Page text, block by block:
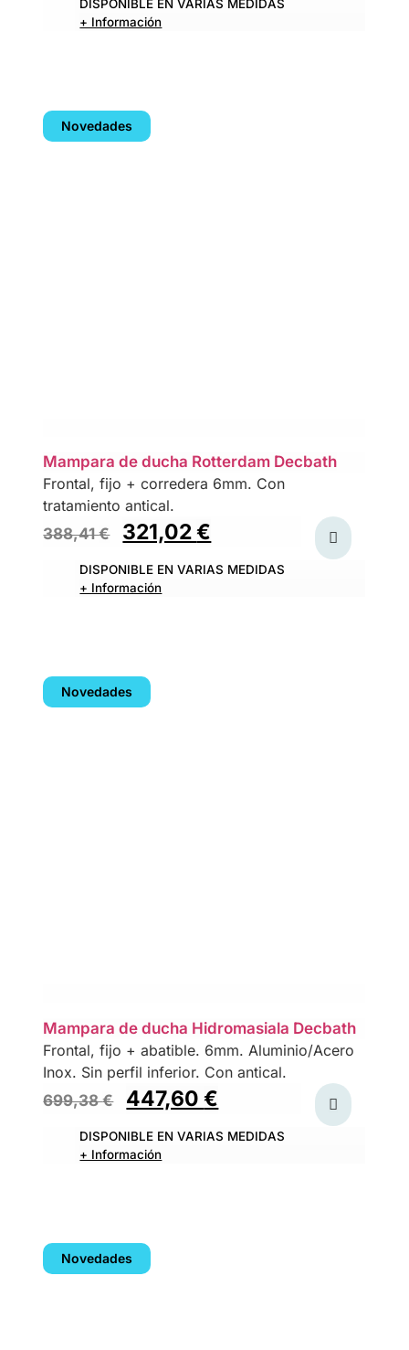
DISPONIBLE EN VARIAS MEDIDAS
+ Información
Novedades
Mampara de ducha Rotterdam Decbath
Frontal, fijo + corredera 6mm. Con
tratamiento antical.
388,41€ 321,02€
DISPONIBLE EN VARIAS MEDIDAS
+ Información
Novedades
Mampara de ducha Hidromasiala Decbath
Frontal, fijo + abatible. 6mm. Aluminio/Acero
Inox. Sin perfil inferior. Con antical.
699,38€ 447,60€
DISPONIBLE EN VARIAS MEDIDAS
+ Información
Novedades